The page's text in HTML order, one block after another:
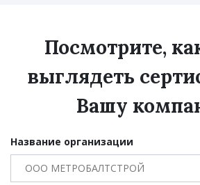
Посмотрите,
выглядеть
Вашу
Название организации